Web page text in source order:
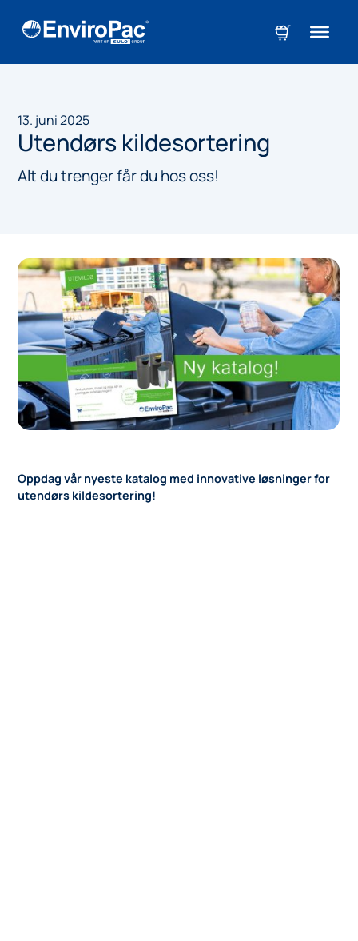
13. juni 2025
Utendørs kildesortering
Alt du trenger får du hos oss!
Oppdag vår nyeste katalog med innovative løsninger for
utendørs kildesortering!